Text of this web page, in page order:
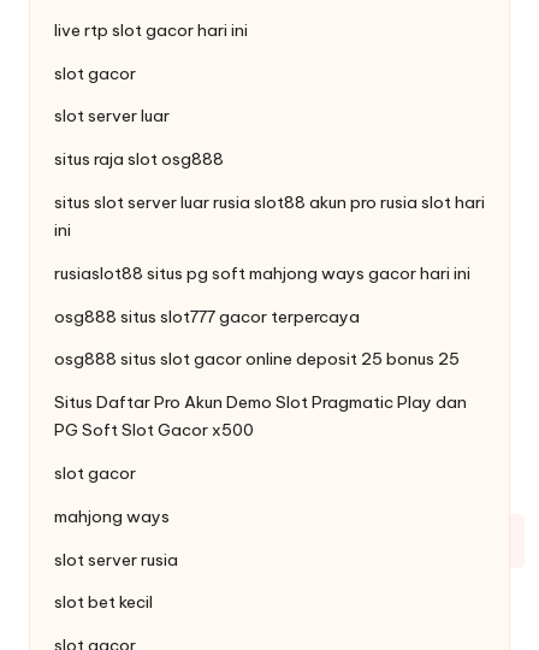
live rtp slotgacor hari ini
slot gacor
slot server luar
situs raja slotosg888
situs slot server luar rusia slot88 akun pro rusia slot hari
ini
rusiaslot88 situs pg softmahjong ways gacor hari ini
osg888 situs slot777gacor terpercaya
osg888 situs slot gacor online deposit 25 bonus 25
Situs Daftar Pro Akun Demo SlotPragmatic Play dan
PG Soft Slot Gacor x500
slot gacor
mahjong ways
slot server rusia
slot bet kecil
slot gacor